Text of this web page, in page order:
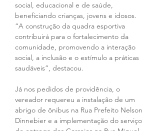
social, educacional e de saúde,
beneficiando crianças, jovens e idosos.
“A construção da quadra esportiva
contribuirá para o fortalecimento da
comunidade, promovendo a interação
social, a inclusão e o estímulo a práticas
saudáveis”, destacou.
Já nos pedidos de providência, o
vereador requereu a instalação de um
abrigo de ônibus na Rua Prefeito Nelson
Dinnebier e a implementação do serviço